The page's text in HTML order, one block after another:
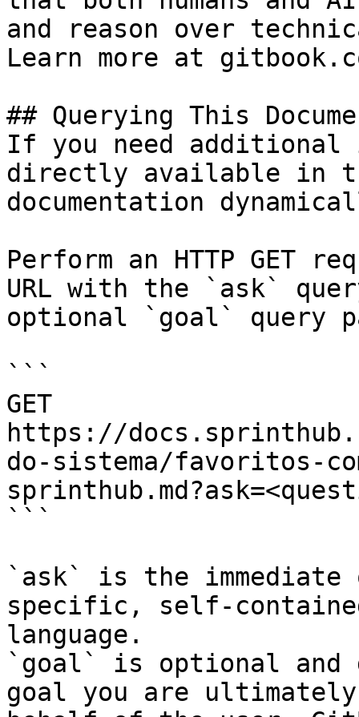
and reason over
Learn more at
## Querying This
If you need
directly available in
documentation
Perform an HTTP GET
URL with the `ask`
optional `goal` query
```
GET
https://
do-sistema/favoritos-
```
`ask` is the
specific, self-
language.
`goal` is optional and
goal you are